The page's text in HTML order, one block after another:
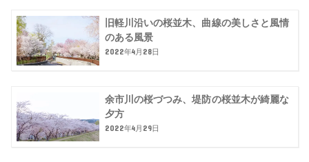
旧軽川沿いの桜並木、曲線の美しさと風情
のある風景
2022年4月28日
余市川の桜づつみ、堤防の桜並木が綺麗な
夕方
2022年4月29日